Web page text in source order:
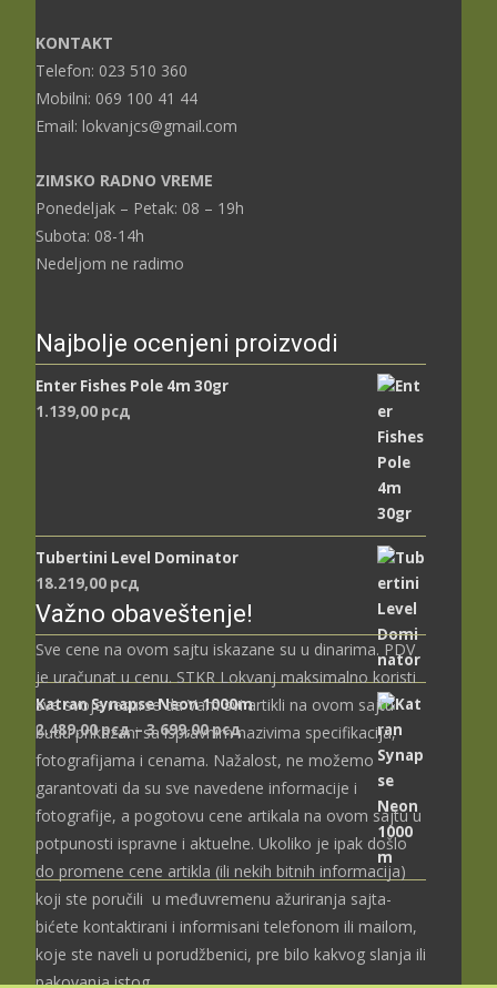
KONTAKT
Telefon: 023 510 360
Mobilni: 069 100 41 44
Email: lokvanjcs@gmail.com
ZIMSKO RADNO VREME
Ponedeljak – Petak: 08 – 19h
Subota: 08-14h
Nedeljom ne radimo
Najbolje ocenjeni proizvodi
Enter Fishes Pole 4m 30gr
1.139,00 рсд
Tubertini Level Dominator
18.219,00 рсд
Katran Synapse Neon 1000m
2.489,00рсд – 3.699,00рсдРаспон
цена:
2.489,00 рсд
3.699,00 рсд
Važno obaveštenje!
Sve cene na ovom sajtu iskazane su u dinarima. PDV
je uračunat u cenu. STKR Lokvanj maksimalno koristi
sve svoje resurse da Vam svi artikli na ovom sajtu
budu prikazani sa ispravnim nazivima specifikacija,
fotografijama i cenama. Nažalost, ne možemo
garantovati da su sve navedene informacije i
fotografije, a pogotovu cene artikala na ovom sajtu u
potpunosti ispravne i aktuelne. Ukoliko je ipak došlo
do promene cene artikla (ili nekih bitnih informacija)
koji ste poručili u međuvremenu ažuriranja sajta-
bićete kontaktirani i informisani telefonom ili mailom,
koje ste naveli u porudžbenici, pre bilo kakvog slanja ili
pakovanja istog.